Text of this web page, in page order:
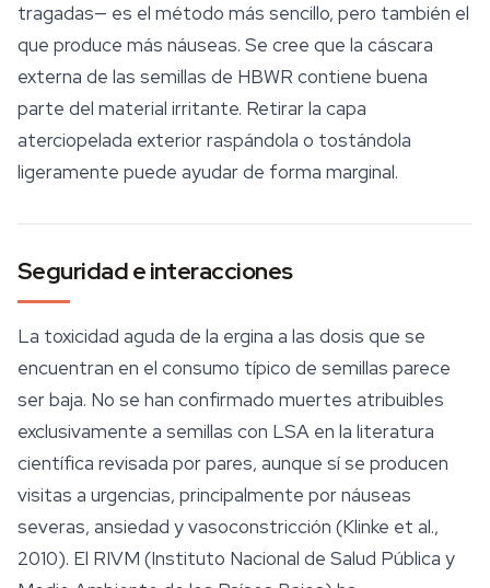
tragadas— es el método más sencillo, pero también el
que produce más náuseas. Se cree que la cáscara
externa de las semillas de HBWR contiene buena
parte del material irritante. Retirar la capa
aterciopelada exterior raspándola o tostándola
ligeramente puede ayudar de forma marginal.
Seguridad e interacciones
La toxicidad aguda de la ergina a las dosis que se
encuentran en el consumo típico de semillas parece
ser baja. No se han confirmado muertes atribuibles
exclusivamente a semillas con LSA en la literatura
científica revisada por pares, aunque sí se producen
visitas a urgencias, principalmente por náuseas
severas, ansiedad y vasoconstricción (Klinke et al.,
2010). El RIVM (Instituto Nacional de Salud Pública y